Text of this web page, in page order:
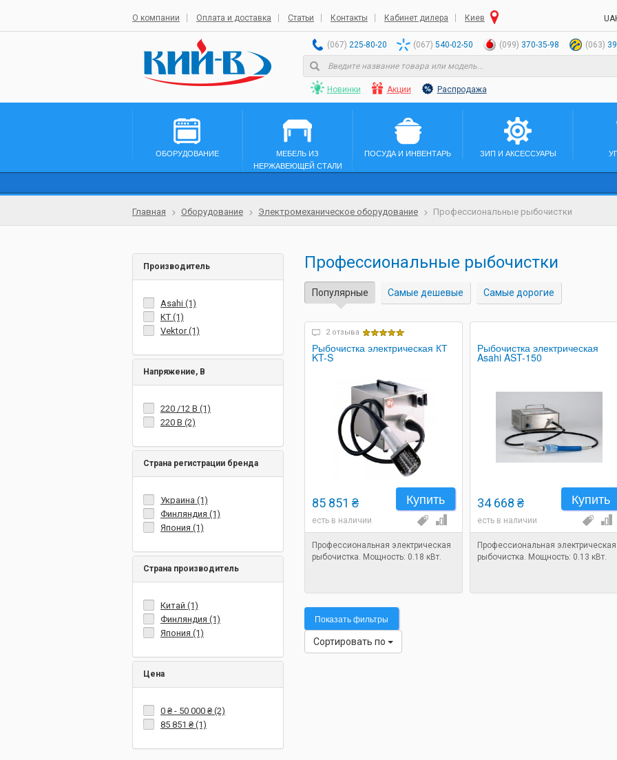
О компании Оплата и доставка Статьи Контакты Кабинет дилера Киев
(067) 225-80-20 (067) 540-02-50 (099) 370-35-98 (063)
Новинки Акции Распродажа
ОБОРУДОВАНИЕ
МЕБЕЛЬ ИЗ
НЕРЖАВЕЮЩЕЙ СТАЛИ
ПОСУДА И ИНВЕНТАРЬ ЗИП И АКСЕССУАРЫ
Главная Оборудование Электромеханическое оборудование Профессиональные рыбочистки
Профессиональные рыбочистки
Популярные Самые дешевые Самые дорогие
2 отзыва
Рыбочистка электрическая КТ
KT-S
Купить
85 851 ₴
есть в наличии
Профессиональная электрическая
рыбочистка. Мощность: 0.18 кВт.
Рыбочистка электрическая
Asahi AST-150
Купить
34 668 ₴
есть в наличии
Профессиональная электрическая
рыбочистка. Мощность: 0.13 кВт.
Показать фильтры
Сортировать по
Производитель
Asahi (1)
KT (1)
Vektor (1)
Напряжение, В
220 /12 В (1)
220 В (2)
Страна регистрации бренда
Украина (1)
Финляндия (1)
Япония (1)
Страна производитель
Китай (1)
Финляндия (1)
Япония (1)
Цена
0 ₴- 50 000 ₴(2)
85 851 ₴(1)